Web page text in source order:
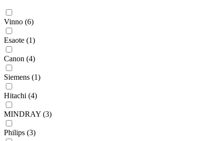
Vinno (6)
Esaote (1)
Canon (4)
Siemens (1)
Hitachi (4)
MINDRAY (3)
Philips (3)